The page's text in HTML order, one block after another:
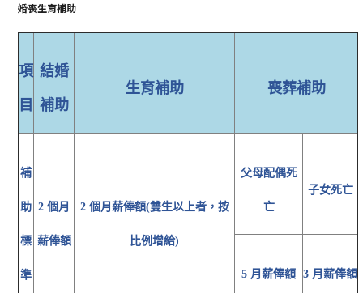
婚喪生育補助
項
目
結婚
補助
生育補助 喪葬補助
補
助
標
準
2 個月
薪俸額
2 個月薪俸額(雙生以上者，按
比例增給)
父母配偶死
亡
子女死亡
5 月薪俸額 3 月薪俸額